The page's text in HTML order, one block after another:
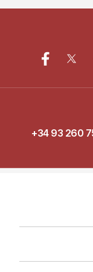
+34 93 260
principal